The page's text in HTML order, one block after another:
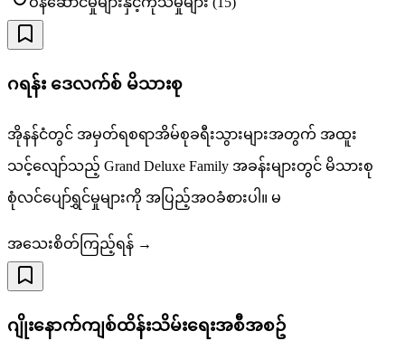
ဂရန်း ဒေလက်စ် မိသားစု
အိုနန်ငံတွင် အမှတ်ရစရာအိမ်စုခရီးသွားများအတွက် အထူး
သင့်လျော်သည့် Grand Deluxe Family အခန်းများတွင် မိသားစု
စုံလင်ပျော်ရွှင်မှုများကို အပြည့်အဝခံစားပါ။ မ
အသေးစိတ်ကြည့်ရန် →
ဂျိုးနောက်ကျစ်ထိန်းသိမ်းရေးအစီအစဥ်